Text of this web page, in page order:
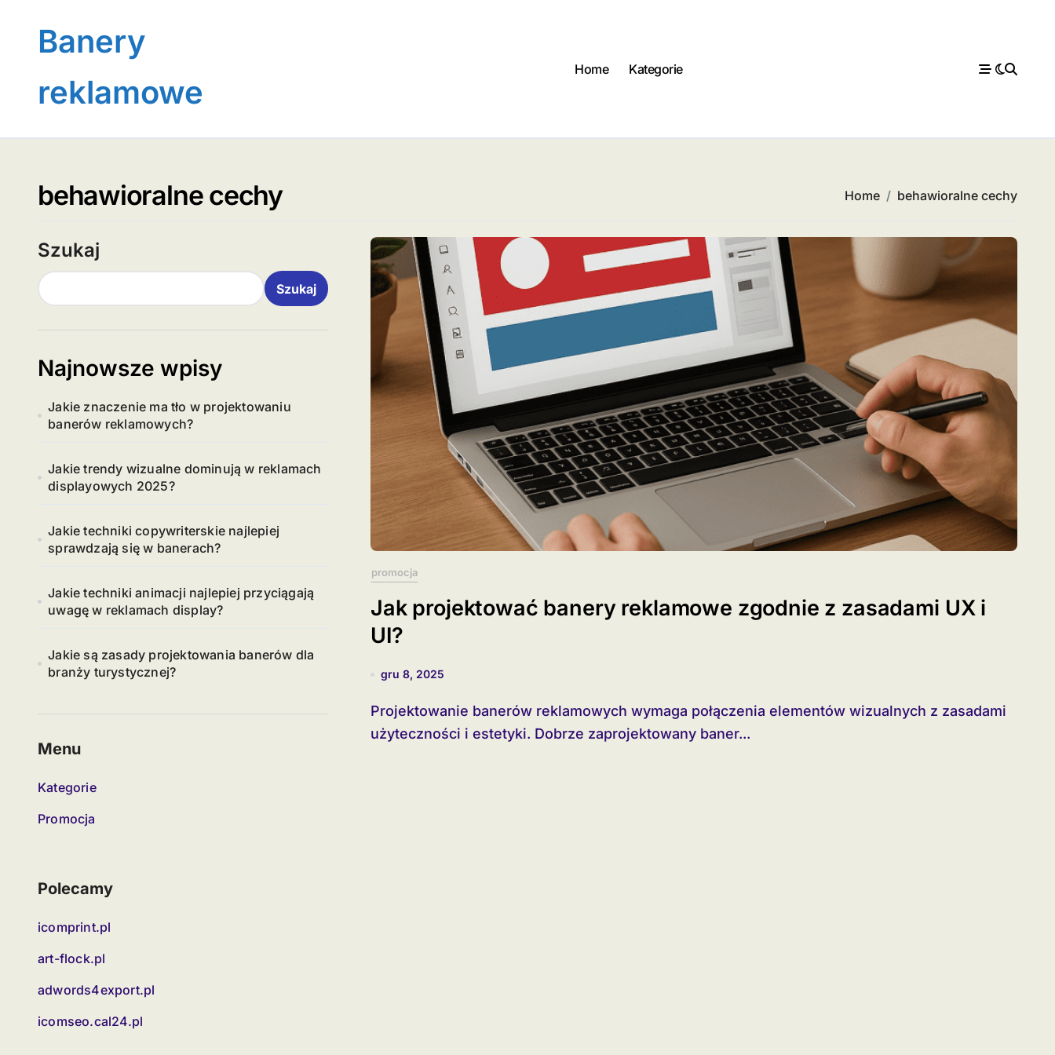
contentBanery
reklamowe
Home Kategorie
behawioralne cechy Home behawioralne cechy
Szukaj
Szukaj
Najnowsze wpisy
Jakie znaczenie ma tło w projektowaniu
banerów reklamowych?
Jakie trendy wizualne dominują w reklamach
displayowych 2025?
Jakie techniki copywriterskie najlepiej
sprawdzają się w banerach?
Jakie techniki animacji najlepiej przyciągają
uwagę w reklamach display?
Jakie są zasady projektowania banerów dla
branży turystycznej?
Menu
Kategorie
Promocja
Polecamy
icomprint.pl
art-flock.pl
adwords4export.pl
icomseo.cal24.pl
promocja
Jak projektować banery reklamowe zgodnie z zasadami UX i
UI?
gru 8, 2025
Projektowanie banerów reklamowych wymaga połączenia elementów wizualnych z zasadami
użyteczności i estetyki. Dobrze zaprojektowany baner...